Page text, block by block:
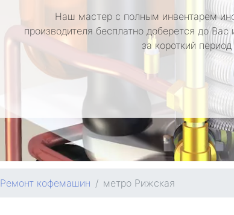
Наш мастер с полным инвентарем
производителя бесплатно доберется до
за короткий
Ремонт кофемашин метро Рижская